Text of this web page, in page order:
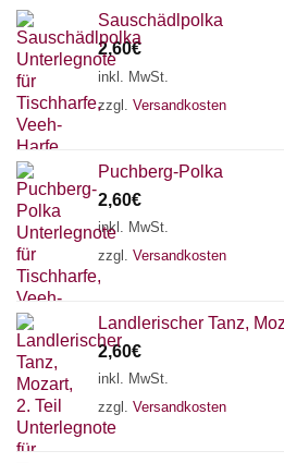
Produktseite
gewählt
werden
Sauschädlpolka
2,60€
inkl. MwSt.
zzgl. Versandkosten
Puchberg-Polka
2,60€
inkl. MwSt.
zzgl. Versandkosten
Landlerischer Tanz,
2,60€
inkl. MwSt.
zzgl. Versandkosten
Chat Support
18 SAITEN
AKKORDZITHER